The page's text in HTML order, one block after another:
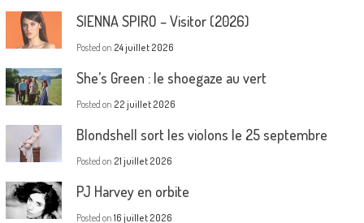
SIENNA SPIRO – Visitor (2026)
Posted on 24 juillet 2026
She’s Green : le shoegaze au vert
Posted on 22 juillet 2026
Blondshell sort les violons le 25 septembre
Posted on 21 juillet 2026
PJ Harvey en orbite
Posted on 16 juillet 2026